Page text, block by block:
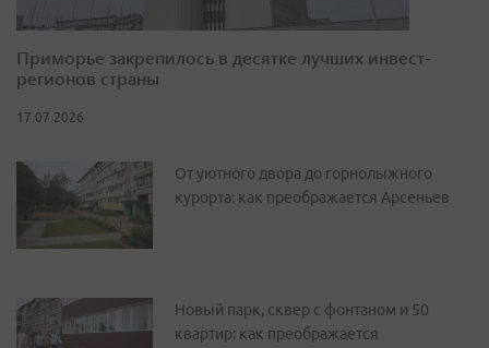
Приморье закрепилось в десятке лучших инвест-
регионов страны
17.07.2026
От уютного двора до горнолыжного
курорта: как преображается Арсеньев
Новый парк, сквер с фонтаном и 50
квартир: как преображается